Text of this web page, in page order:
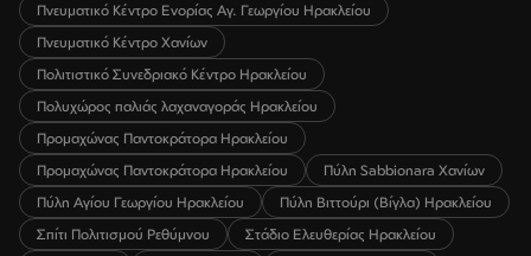
Πνευματικό Κέντρο Ενορίας Αγ. Γεωργίου Ηρακλείου
Πνευματικό Κέντρο Χανίων
Πολιτιστικό Συνεδριακό Κέντρο Ηρακλείου
Πολυχώρος παλιάς λαχαναγοράς Ηρακλείου
Προμαχώνας Παντοκράτορα Ηρακλείου
Προμαχώνας Παντοκράτορα Ηρακλείου
Πύλη Sabbionara Χανίων
Πύλη Αγίου Γεωργίου Ηρακλείου
Πύλη Βιττούρι (Βίγλα) Ηρακλείου
Σπίτι Πολιτισμού Ρεθύμνου
Στάδιο Ελευθερίας Ηρακλείου